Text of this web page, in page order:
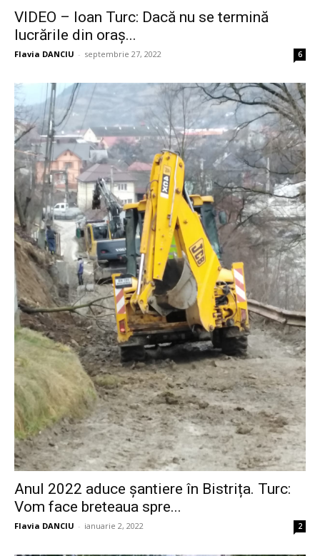
VIDEO – Ioan Turc: Dacă nu se termină
lucrările din oraș...
Flavia DANCIU - septembrie 27, 2022 6
Anul 2022 aduce șantiere în Bistrița. Turc:
Vom face breteaua spre...
Flavia DANCIU - ianuarie 2, 2022 2